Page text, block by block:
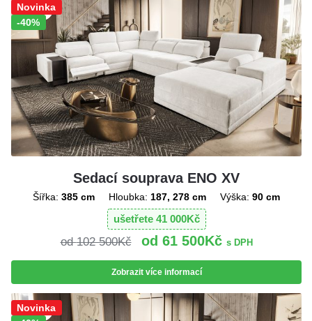
Sleva!
-40%
Novinka
Sedací souprava ENO XV
Šířka: 385 cm Hloubka: 187, 278 cm Výška: 90 cm
ušetřete 41 000Kč
102 500Kč 61 500Kč s DPH
Zobrazit více informací
Sleva!
Novinka